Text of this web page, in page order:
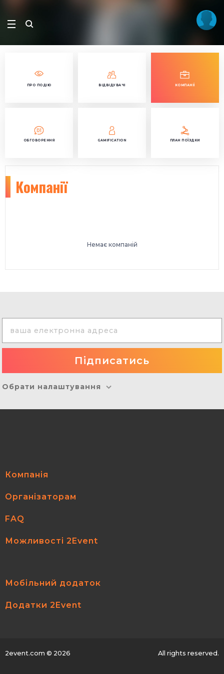
ПРО ПОДІЮ ВІДВІДУВАЧІ КОМПАНІЇ
ОБГОВОРЕННЯ GAMIFICATION ПЛАН ПОЇЗДКИ
Компанії
Немає компаній
Обрати налаштування
Компанія
Організаторам
FAQ
Можливості 2Event
Мобільний додаток
Додатки 2Event
2event.com © 2026 All rights reserved.